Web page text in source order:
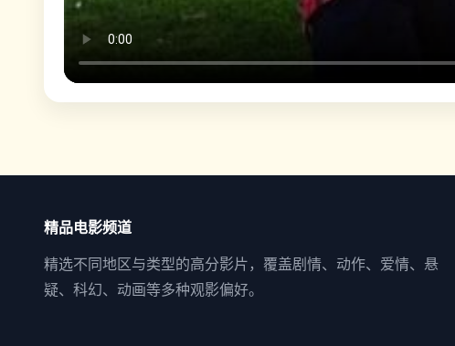
精品电影频道
精选不同地区与类型的高分影片，覆盖剧情、动作、爱情、悬
疑、科幻、动画等多种观影偏好。